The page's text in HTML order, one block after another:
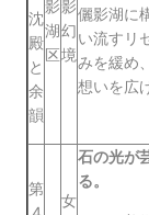
沈
殿
と
余
韻
影
湖
区
影
幻
境
儷影湖に
い流すリ
みを緩め
想いを広
第
女
石の光が
る。